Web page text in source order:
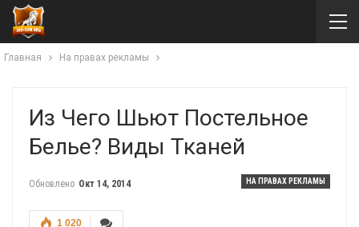
Главная На правах рекламы
Из Чего Шьют Постельное
Белье? Виды Тканей
НА ПРАВАХ РЕКЛАМЫ
Обновлено Окт 14, 2014
1 020